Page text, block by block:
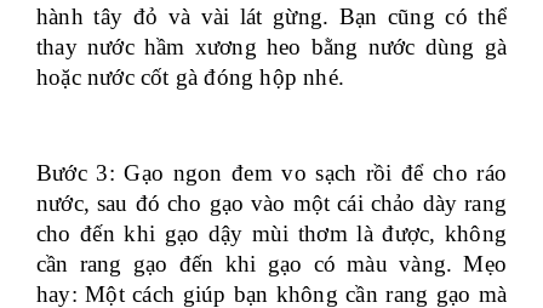
hành tây đỏ và vài lát gừng. Bạn cũng có thể
thay nước hầm xương heo bằng nước dùng gà
hoặc nước cốt gà đóng hộp nhé.
Bước 3: Gạo ngon đem vo sạch rồi để cho ráo
nước, sau đó cho gạo vào một cái chảo dày rang
cho đến khi gạo dậy mùi thơm là được, không
cần rang gạo đến khi gạo có màu vàng. Mẹo
hay: Một cách giúp bạn không cần rang gạo mà